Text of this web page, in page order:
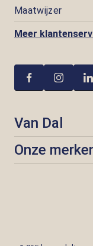
Maatwijzer
Meer
Van Dal
Onze